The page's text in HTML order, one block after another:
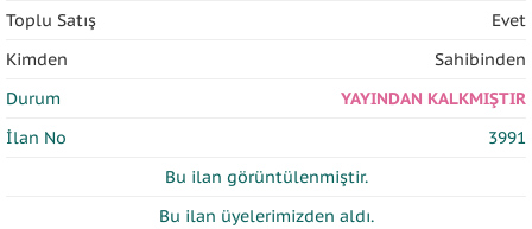
Toplu Satış
Evet
Kimden
Sahibinden
Durum
YAYINDAN KALKMIŞTIR
İlan No
3991
Bu ilan görüntülenmiştir.
Bu ilan üyelerimizden aldı.